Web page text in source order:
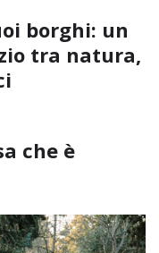
borghi: un
tra natura,
che è